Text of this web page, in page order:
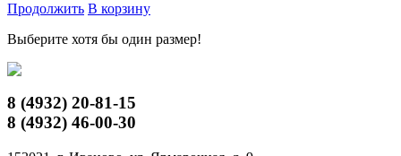
Продолжить В корзину
Выберите хотя бы один размер!
8 (4932) 20-81-15
8 (4932) 46-00-30